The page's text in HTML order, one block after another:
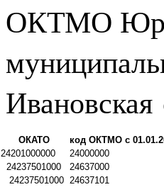
ОКТМО
Ивановская
ОКАТО
код ОКТМО с
24201000000
24000000
24237501000
24637000
24237501000 24637101